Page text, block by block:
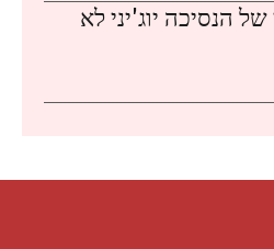
הנסיכה יוג'יני לא